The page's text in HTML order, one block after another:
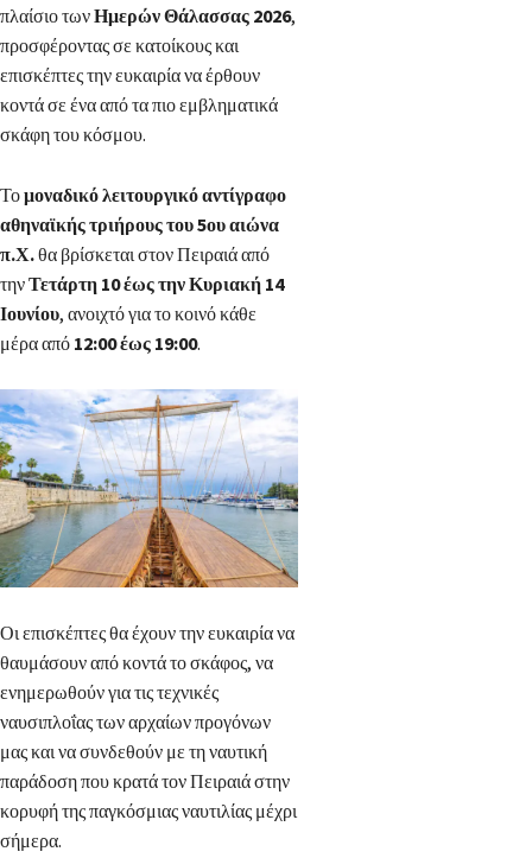
πλαίσιο τωνΗμερών Θάλασσας 2026,
προσφέροντας σε κατοίκους και
επισκέπτες την ευκαιρία να έρθουν
κοντά σε ένα από τα πιο εμβληματικά
σκάφη του κόσμου.
Τομοναδικό λειτουργικό αντίγραφο
αθηναϊκής τριήρους του 5ου αιώνα
π.Χ.θα βρίσκεται στον Πειραιά από
τηνΤετάρτη 10 έως την Κυριακή 14
Ιουνίου, ανοιχτό για το κοινό κάθε
μέρα από 12:00 έως 19:00.
Οι επισκέπτες θα έχουν την ευκαιρία να
θαυμάσουν από κοντά το σκάφος, να
ενημερωθούν για τις τεχνικές
ναυσιπλοΐας των αρχαίων προγόνων
μας και να συνδεθούν με τη ναυτική
παράδοση που κρατά τον Πειραιά στην
κορυφή της παγκόσμιας ναυτιλίας μέχρι
σήμερα.